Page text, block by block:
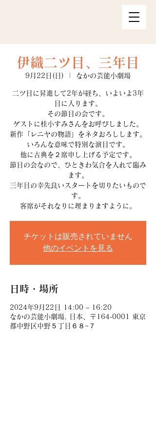
伊織二ツ目、三年目
9月22日(日) なかの芸能小劇場
二ツ目に昇進して2年が経ち、いよいよ3年
目に入ります。
その節目の会です。
ゲストに桂小すみさんをお呼びしました。
新作「レニヤの物語」をネタおろしします。
いろんな意味で特別な演目です。
他に古典を２席申し上げる予定です。
節目の会なので、ひときわ気合を入れて臨み
ます。
三年目の幸先良いスタートを切りたいもので
す。
客席がそれなりに埋まりますように。
チケットは販売されていません
他のイベントを見る
日時・場所
2024年9月22日 14:00 – 16:20
なかの芸能小劇場, 日本、〒164-0001 東京
都中野区中野５丁目６８−７